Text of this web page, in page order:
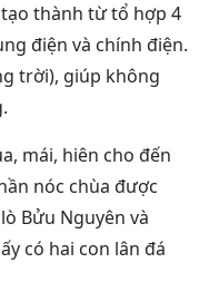
tạo thành từ tổ hợp 4
điện và chính điện.
trời), giúp không
mái, hiên cho đến
nóc chùa được
Bửu Nguyên và
có hai con lân đá